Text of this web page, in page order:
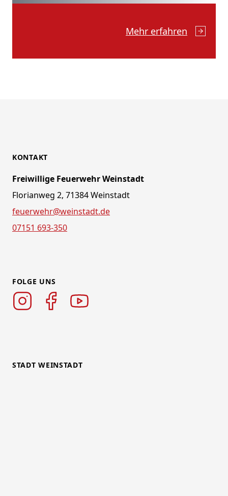
Mehr erfahren
KONTAKT
Freiwillige Feuerwehr Weinstadt
Florianweg 2, 71384 Weinstadt
feuerwehr@weinstadt.de
07151 693-350
FOLGE UNS
STADT WEINSTADT